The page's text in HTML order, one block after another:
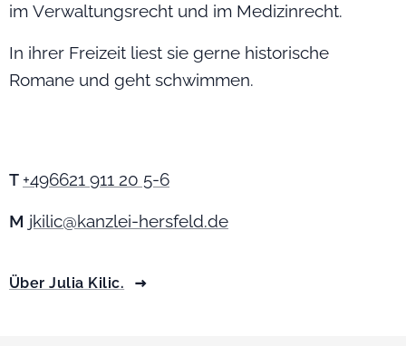
im Verwaltungsrecht und im Medizinrecht.
In ihrer Freizeit liest sie gerne historische
Romane und geht schwimmen.
T +496621 911 20 5-6
M jkilic@kanzlei-hersfeld.de
Über Julia Kilic.